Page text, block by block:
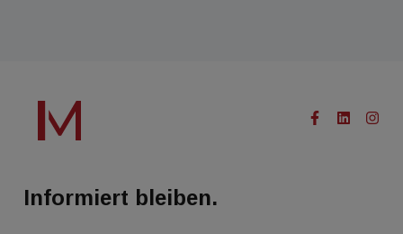
Informiert bleiben.